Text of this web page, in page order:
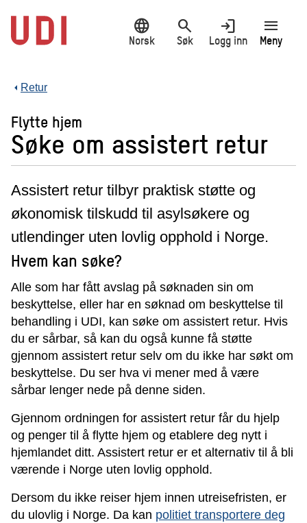
hovedinnhold
language
Norsk
search
Søk
login
Logg inn
menu
Meny
Retur
Flytte hjem
Søke om assistert retur
Assistert retur tilbyr praktisk støtte og
økonomisk tilskudd til asylsøkere og
utlendinger uten lovlig opphold i Norge.
Hvem kan søke?
Alle som har fått avslag på søknaden sin om
beskyttelse, eller har en søknad om beskyttelse til
behandling i UDI, kan søke om assistert retur. Hvis
du er sårbar, så kan du også kunne få støtte
gjennom assistert retur selv om du ikke har søkt om
beskyttelse. Du ser hva vi mener med å være
sårbar lenger nede på denne siden.
Gjennom ordningen for assistert retur får du hjelp
og penger til å flytte hjem og etablere deg nytt i
hjemlandet ditt. Assistert retur er et alternativ til å bli
værende i Norge uten lovlig opphold.
Dersom du ikke reiser hjem innen utreisefristen, er
du ulovlig i Norge. Da kan politiet transportere deg